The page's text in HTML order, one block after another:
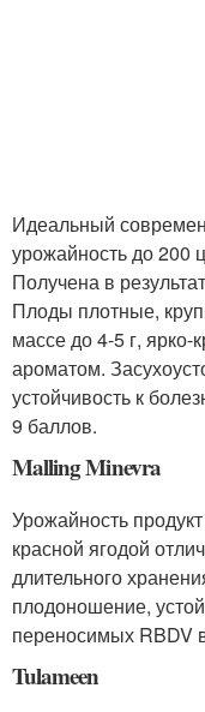
Идеальный
урожайность до 200
Получена в
Плоды плотные,
массе до 4-5 г,
ароматом.
устойчивость к
9 баллов.
Malling Minevra
Урожайность
красной ягодой
длительного
плодоношение,
переносимых RBDV
Tulameen